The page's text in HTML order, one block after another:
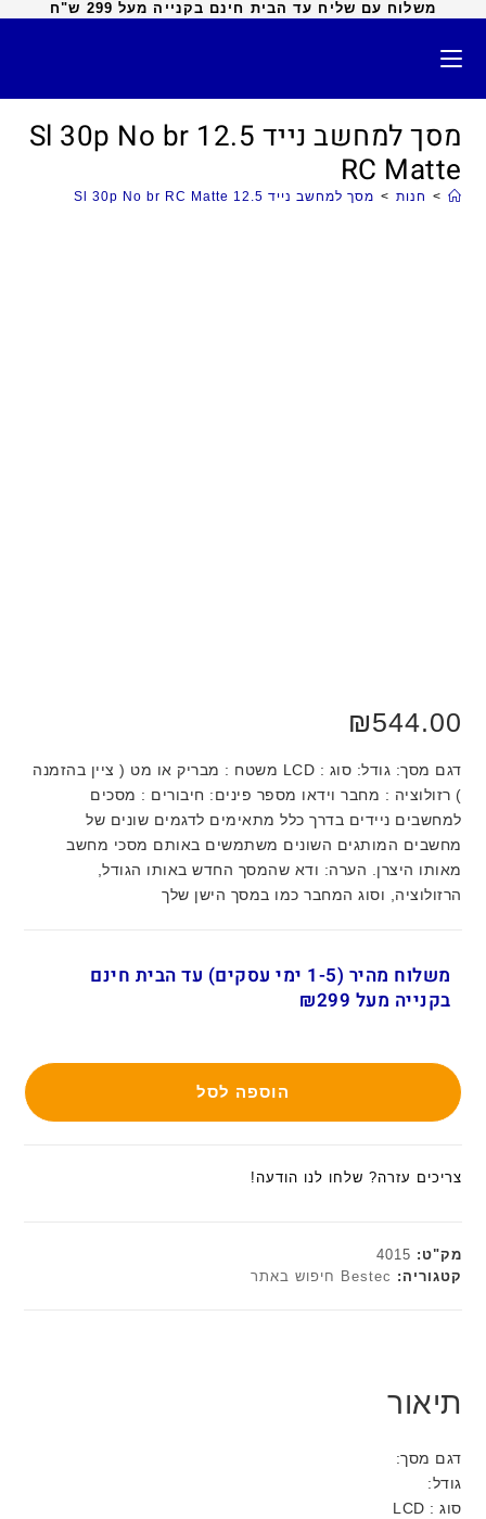
משלוח עם שליח עד הבית חינם בקנייה מעל 299 ש"ח
מסך למחשב נייד 12.5 Sl 30p No br
RC Matte
> חנות > מסך למחשב נייד 12.5 Sl 30p No br RC Matte
₪544.00
דגם מסך: גודל: סוג : LCD משטח : מבריק או מט ( ציין בהזמנה
) רזולוציה : מחבר וידאו מספר פינים: חיבורים : מסכים
למחשבים ניידים בדרך כלל מתאימים לדגמים שונים של
מחשבים המותגים השונים משתמשים באותם מסכי מחשב
מאותו היצרן. הערה: ודא שהמסך החדש באותו הגודל,
הרזולוציה, וסוג המחבר כמו במסך הישן שלך
משלוח מהיר (1-5 ימי עסקים) עד הבית חינם
בקנייה מעל ₪299
הוספה לסל
צריכים עזרה? שלחו לנו הודעה!
מק"ט: 4015
קטגוריה: Bestec חיפוש באתר
תיאור
דגם מסך:
גודל:
סוג : LCD